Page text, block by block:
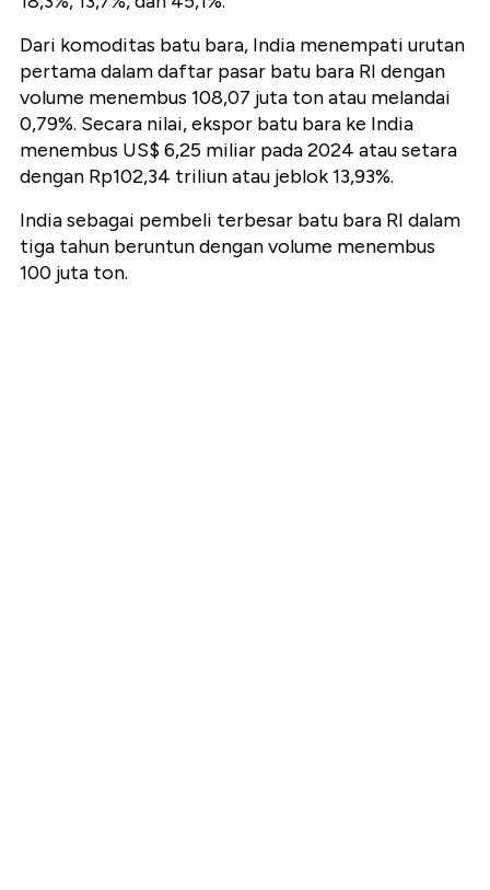
Dari komoditas batu bara, India menempati urutan
pertama dalam daftar pasar batu bara RI dengan
volume menembus 108,07 juta ton atau melandai
0,79%. Secara nilai, ekspor batu bara ke India
menembus US$ 6,25 miliar pada 2024 atau setara
dengan Rp102,34 triliun atau jeblok 13,93%.
India sebagai pembeli terbesar batu bara RI dalam
tiga tahun beruntun dengan volume menembus
100 juta ton.